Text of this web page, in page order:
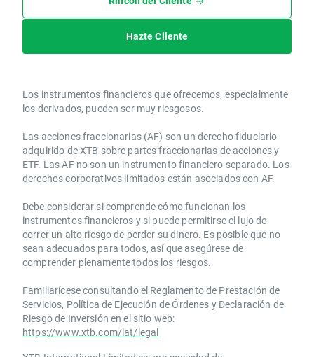
Hazte Cliente
Los instrumentos financieros que ofrecemos, especialmente
los derivados, pueden ser muy riesgosos.
Las acciones fraccionarias (AF) son un derecho fiduciario
adquirido de XTB sobre partes fraccionarias de acciones y
ETF. Las AF no son un instrumento financiero separado. Los
derechos corporativos limitados están asociados con AF.
Debe considerar si comprende cómo funcionan los
instrumentos financieros y si puede permitirse el lujo de
correr un alto riesgo de perder su dinero. Es posible que no
sean adecuados para todos, así que asegúrese de
comprender plenamente todos los riesgos.
Familiarícese consultando el Reglamento de Prestación de
Servicios, Política de Ejecución de Órdenes y Declaración de
Riesgo de Inversión en el sitio web:
https://www.xtb.com/lat/legal